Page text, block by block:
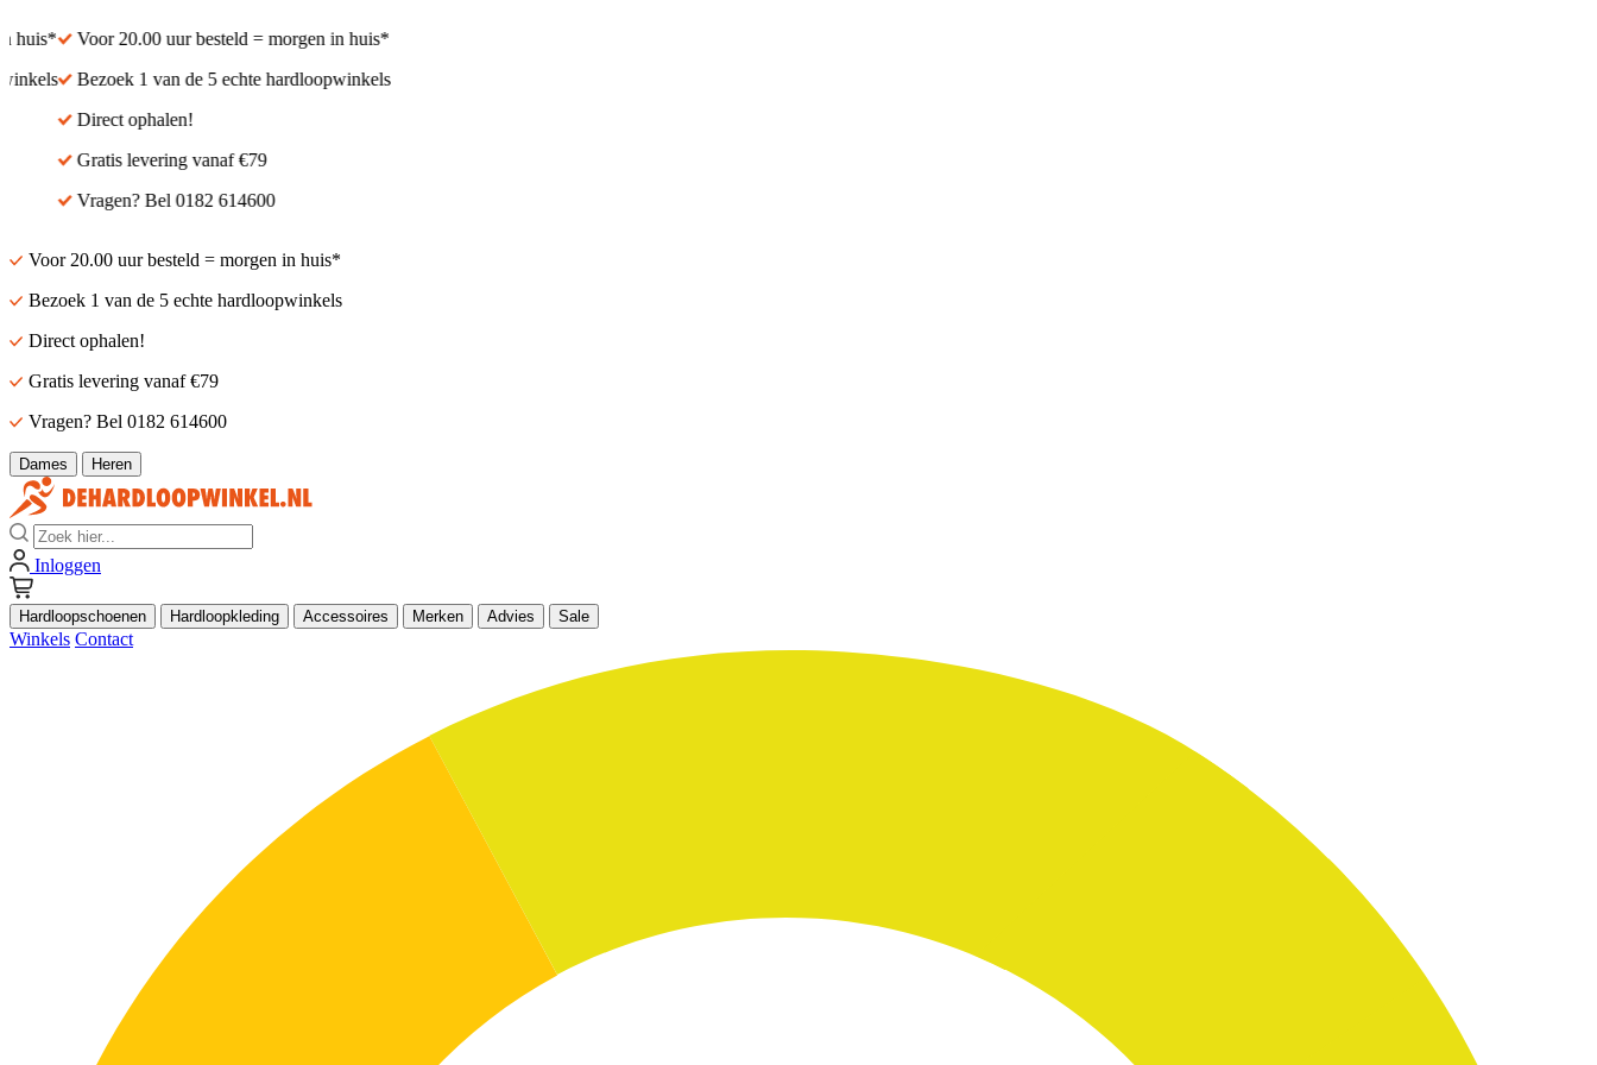
huis*
Voor 20.00 uur besteld = morgen in huis*
Bezoek 1 van de 5 echte hardloopwinkels
Direct ophalen!
Gratis levering vanaf €79
Vragen? Bel 0182 614600
Voor 20.00 uur besteld = morgen in huis*
Bezoek 1 van de 5 echte hardloopwinkels
Direct ophalen!
Gratis levering vanaf €79
Vragen? Bel 0182 614600
Dames Heren
Zoek
Inloggen
Hardloopschoenen Hardloopkleding Accessoires Merken Advies Sale
Winkels Contact